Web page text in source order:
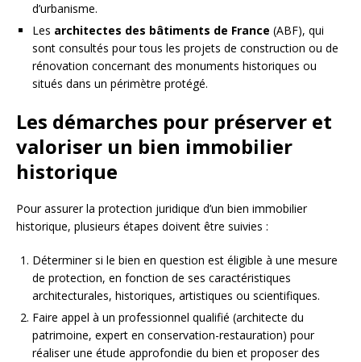
d’urbanisme.
Les architectes des bâtiments de France (ABF), qui
sont consultés pour tous les projets de construction ou de
rénovation concernant des monuments historiques ou
situés dans un périmètre protégé.
Les démarches pour préserver et
valoriser un bien immobilier
historique
Pour assurer la protection juridique d’un bien immobilier
historique, plusieurs étapes doivent être suivies :
Déterminer si le bien en question est éligible à une mesure
de protection, en fonction de ses caractéristiques
architecturales, historiques, artistiques ou scientifiques.
Faire appel à un professionnel qualifié (architecte du
patrimoine, expert en conservation-restauration) pour
réaliser une étude approfondie du bien et proposer des